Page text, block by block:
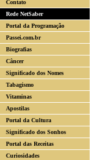
Contato
Rede NetSaber
Portal da Programação
Passei.com.br
Biografias
Câncer
Significado dos Nomes
Tabagismo
Vitaminas
Apostilas
Portal da Cultura
Significado dos Sonhos
Portal das Receitas
Curiosidades